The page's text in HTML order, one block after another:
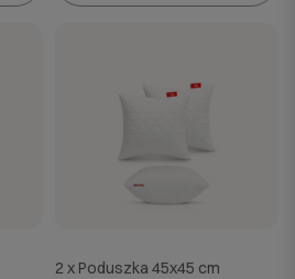
2 x Poduszka 45x45 cm